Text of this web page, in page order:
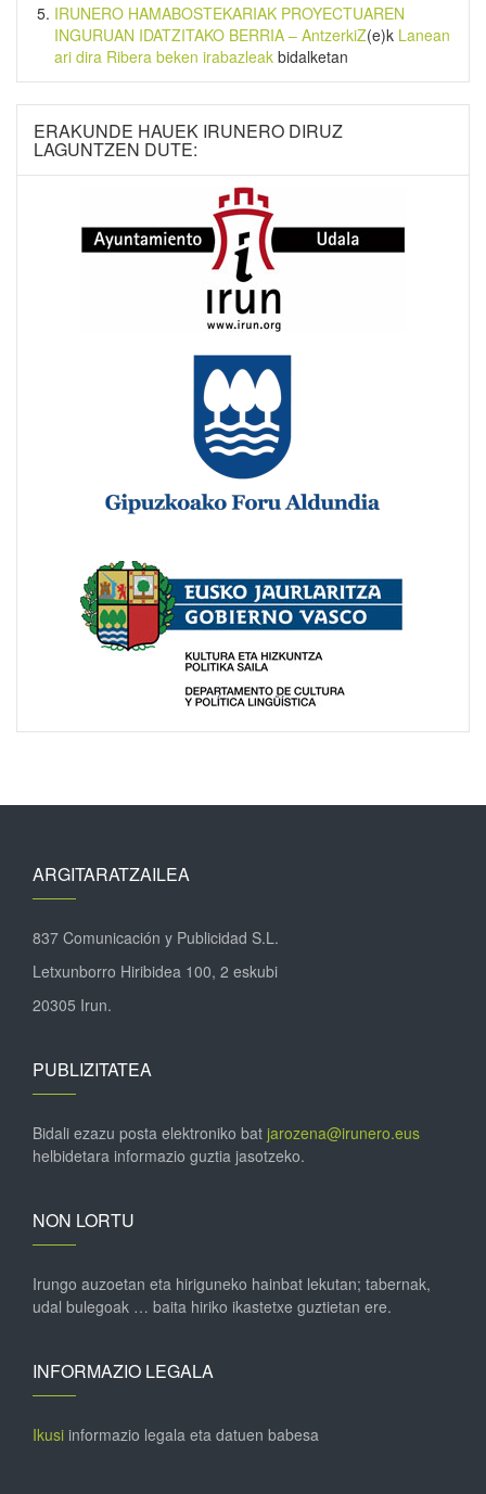
IRUNERO HAMABOSTEKARIAK PROYECTUAREN
INGURUAN IDATZITAKO BERRIA – AntzerkiZ(e)k Lanean
ari dira Ribera beken irabazleak bidalketan
ERAKUNDE HAUEK IRUNERO DIRUZ
LAGUNTZEN DUTE:
ARGITARATZAILEA
837 Comunicación y Publicidad S.L.
Letxunborro Hiribidea 100, 2 eskubi
20305 Irun.
PUBLIZITATEA
Bidali ezazu posta elektroniko bat jarozena@irunero.eus
helbidetara informazio guztia jasotzeko.
NON LORTU
Irungo auzoetan eta hiriguneko hainbat lekutan; tabernak,
udal bulegoak … baita hiriko ikastetxe guztietan ere.
INFORMAZIO LEGALA
Ikusi informazio legala eta datuen babesa